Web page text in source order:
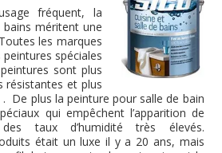
fréquent, la
méritent une
les marques
spéciales
sont plus
résistantes et plus
De plus la peinture pour salle de bain
qui empêchent l’apparition de
taux d’humidité très élevés.
était un luxe il y a 20 ans, mais